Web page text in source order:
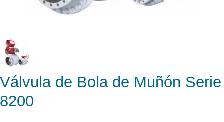
Válvula de Bola de Muñón Serie
8200